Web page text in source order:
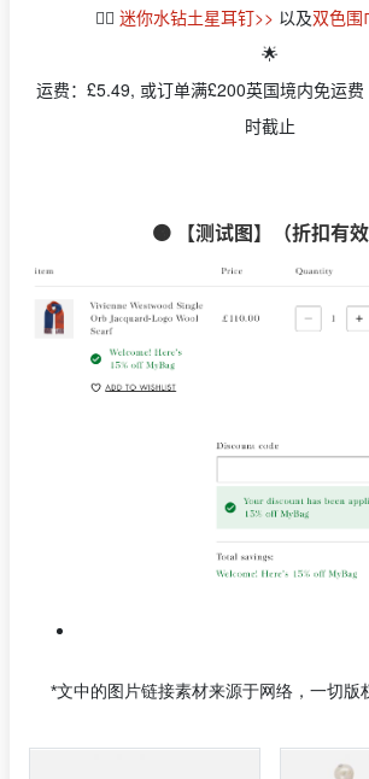
👉🏻 迷你水钻土星耳钉>> 以及双色围
🌟
运费：£5.49, 或订单满£200英国境内免
时截止
🟠 【测试图】（折扣有效
*文中的图片链接素材来源于网络，一切版